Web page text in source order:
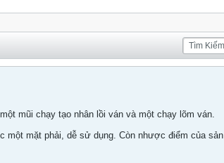
mũi chạy tạo nhân lồi ván và một chạy lõm ván.
mặt phải, dễ sử dụng. Còn nhược điểm của